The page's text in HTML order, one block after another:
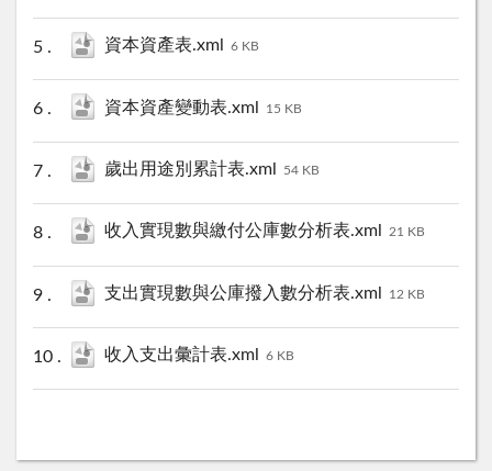
資本資產表.xml 6 KB
資本資產變動表.xml 15 KB
歲出用途別累計表.xml 54 KB
收入實現數與繳付公庫數分析表.xml 21 KB
支出實現數與公庫撥入數分析表.xml 12 KB
收入支出彙計表.xml 6 KB